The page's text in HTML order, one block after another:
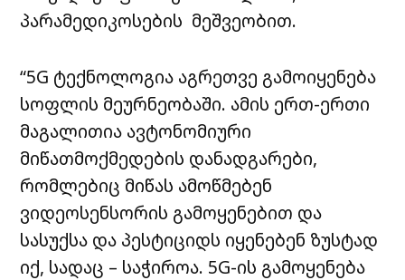
პარამედიკოსების მეშვეობით.
“5G ტექნოლოგია აგრეთვე გამოიყენება
სოფლის მეურნეობაში. ამის ერთ-ერთი
მაგალითია ავტონომიური
მიწათმოქმედების დანადგარები,
რომლებიც მიწას ამოწმებენ
ვიდეოსენსორის გამოყენებით და
სასუქსა და პესტიციდს იყენებენ ზუსტად
იქ, სადაც – საჭიროა. 5G-ის გამოყენება